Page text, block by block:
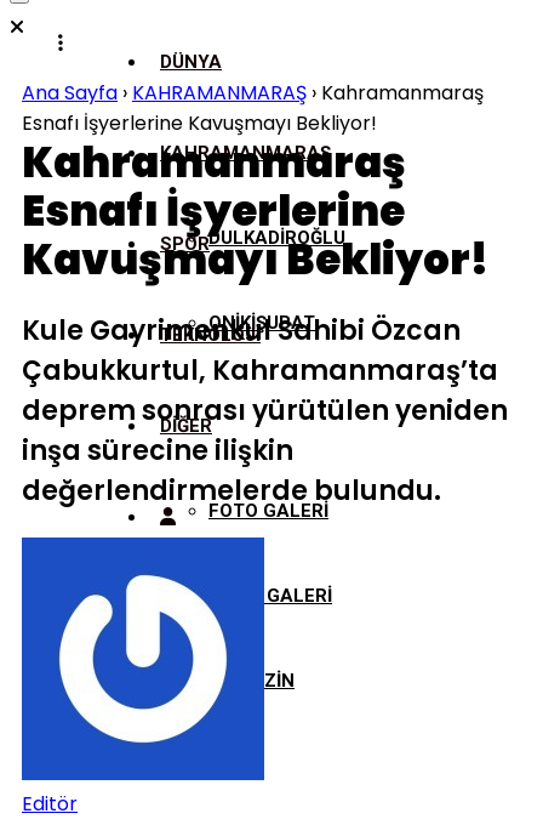
DÜNYA
KAHRAMANMARAŞ
DULKADİROĞLU
ONİKİŞUBAT
SPOR
TEKNOLOJİ
DİĞER
FOTO GALERİ
VİDEO GALERİ
MAGAZİN
Ana Sayfa › KAHRAMANMARAŞ › Kahramanmaraş
Esnafı İşyerlerine Kavuşmayı Bekliyor!
Kahramanmaraş
Esnafı İşyerlerine
Kavuşmayı Bekliyor!
Kule Gayrimenkul Sahibi Özcan
Çabukkurtul, Kahramanmaraş’ta
deprem sonrası yürütülen yeniden
inşa sürecine ilişkin
değerlendirmelerde bulundu.
Editör